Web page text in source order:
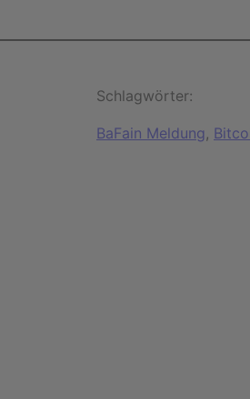
Schlagwörter:
BaFain Meldung,